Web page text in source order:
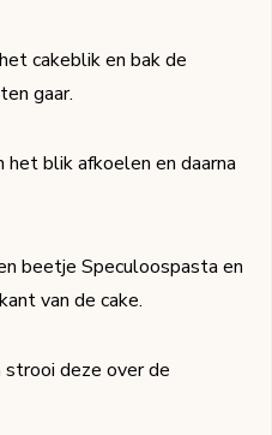
cakeblik en bak de
gaar.
het blik afkoelen en daarna
beetje Speculoospasta en
van de cake.
deze over de